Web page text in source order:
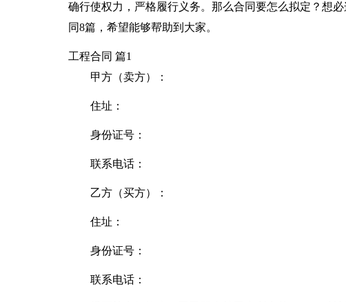
确行使权力，严格履行义务。那么合同要怎么拟定？想
同8篇，希望能够帮助到大家。
工程合同 篇1
甲方（卖方）：
住址：
身份证号：
联系电话：
乙方（买方）：
住址：
身份证号：
联系电话：